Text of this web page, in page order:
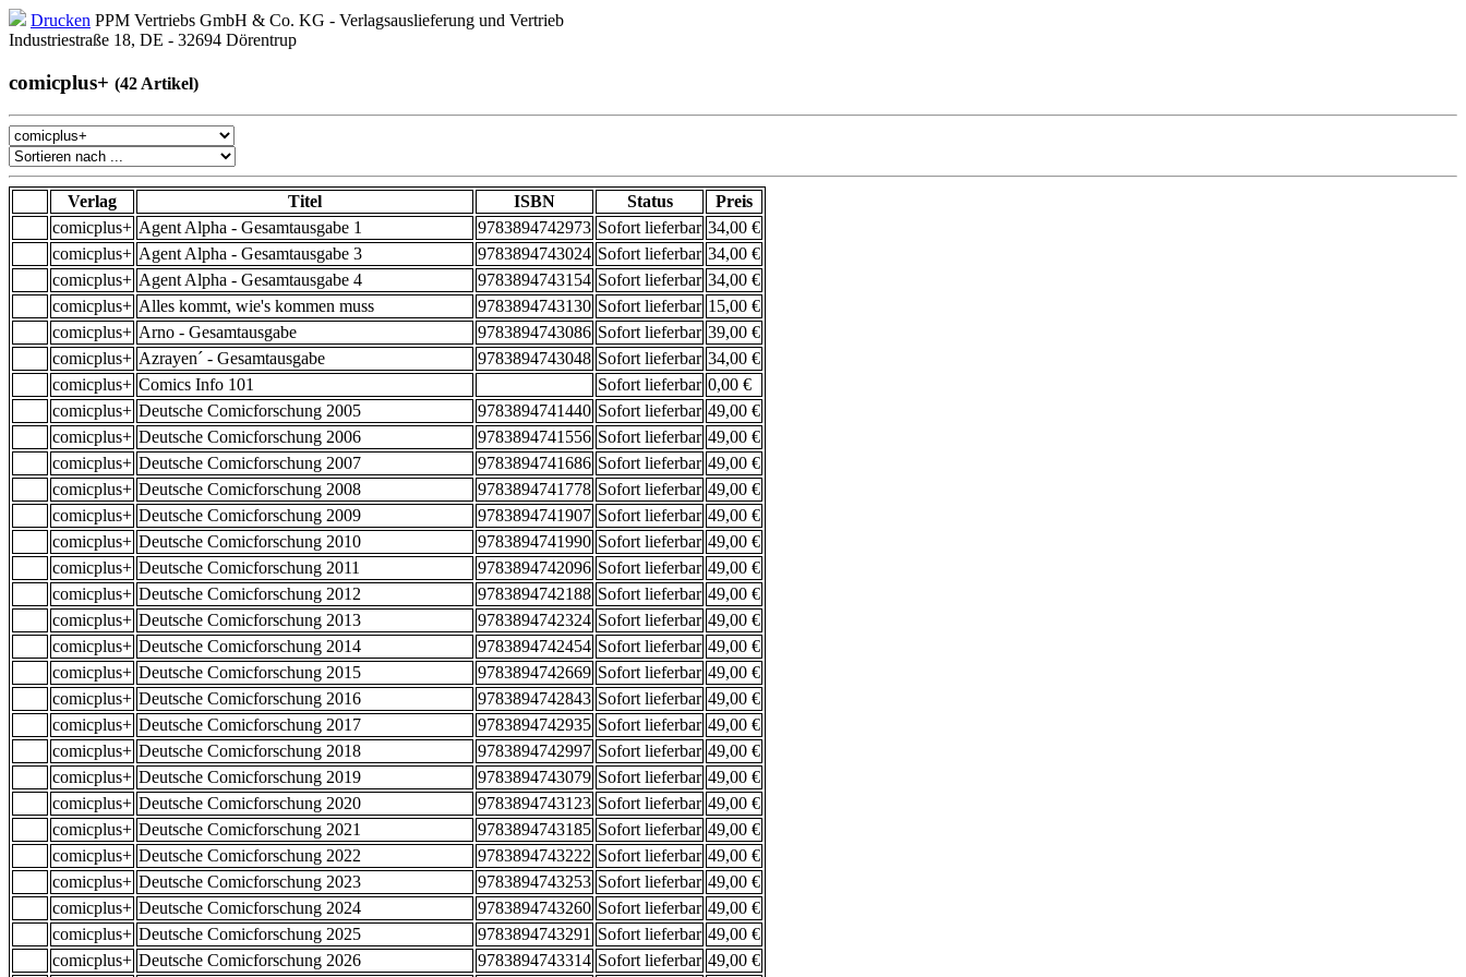
Drucken PPM Vertriebs GmbH & Co. KG - Verlagsauslieferung und Vertrieb
Industriestraße 18, DE - 32694 Dörentrup
comicplus+ (42 Artikel)
Verlag Titel ISBN Status
Preis
comicplus+ Agent Alpha - Gesamtausgabe 1 9783894742973 Sofort lieferbar 34,00 €
comicplus+ Agent Alpha - Gesamtausgabe 3 9783894743024 Sofort lieferbar 34,00 €
comicplus+ Agent Alpha - Gesamtausgabe 4 9783894743154 Sofort lieferbar 34,00 €
comicplus+ Alles kommt, wie's kommen muss 9783894743130 Sofort lieferbar 15,00 €
comicplus+ Arno - Gesamtausgabe 9783894743086 Sofort lieferbar 39,00 €
comicplus+ Azrayen´ - Gesamtausgabe 9783894743048 Sofort lieferbar 34,00 €
comicplus+ Comics Info 101 Sofort lieferbar 0,00 €
comicplus+ Deutsche Comicforschung 2005 9783894741440 Sofort lieferbar 49,00 €
comicplus+ Deutsche Comicforschung 2006 9783894741556 Sofort lieferbar 49,00 €
comicplus+ Deutsche Comicforschung 2007 9783894741686 Sofort lieferbar 49,00 €
comicplus+ Deutsche Comicforschung 2008 9783894741778 Sofort lieferbar 49,00 €
comicplus+ Deutsche Comicforschung 2009 9783894741907 Sofort lieferbar 49,00 €
comicplus+ Deutsche Comicforschung 2010 9783894741990 Sofort lieferbar 49,00 €
comicplus+ Deutsche Comicforschung 2011 9783894742096 Sofort lieferbar 49,00 €
comicplus+ Deutsche Comicforschung 2012 9783894742188 Sofort lieferbar 49,00 €
comicplus+ Deutsche Comicforschung 2013 9783894742324 Sofort lieferbar 49,00 €
comicplus+ Deutsche Comicforschung 2014 9783894742454 Sofort lieferbar 49,00 €
comicplus+ Deutsche Comicforschung 2015 9783894742669 Sofort lieferbar 49,00 €
comicplus+ Deutsche Comicforschung 2016 9783894742843 Sofort lieferbar 49,00 €
comicplus+ Deutsche Comicforschung 2017 9783894742935 Sofort lieferbar 49,00 €
comicplus+ Deutsche Comicforschung 2018 9783894742997 Sofort lieferbar 49,00 €
comicplus+ Deutsche Comicforschung 2019 9783894743079 Sofort lieferbar 49,00 €
comicplus+ Deutsche Comicforschung 2020 9783894743123 Sofort lieferbar 49,00 €
comicplus+ Deutsche Comicforschung 2021 9783894743185 Sofort lieferbar 49,00 €
comicplus+ Deutsche Comicforschung 2022 9783894743222 Sofort lieferbar 49,00 €
comicplus+ Deutsche Comicforschung 2023 9783894743253 Sofort lieferbar 49,00 €
comicplus+ Deutsche Comicforschung 2024 9783894743260 Sofort lieferbar 49,00 €
comicplus+ Deutsche Comicforschung 2025 9783894743291 Sofort lieferbar 49,00 €
comicplus+ Deutsche Comicforschung 2026 9783894743314 Sofort lieferbar 49,00 €